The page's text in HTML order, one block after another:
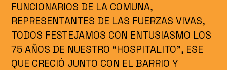
FUNCIONARIOS DE LA COMUNA,
REPRESENTANTES DE LAS FUERZAS VIVAS,
TODOS FESTEJAMOS CON ENTUSIASMO LOS
75 AÑOS DE NUESTRO “HOSPITALITO”, ESE
QUE CRECIÓ JUNTO CON EL BARRIO Y